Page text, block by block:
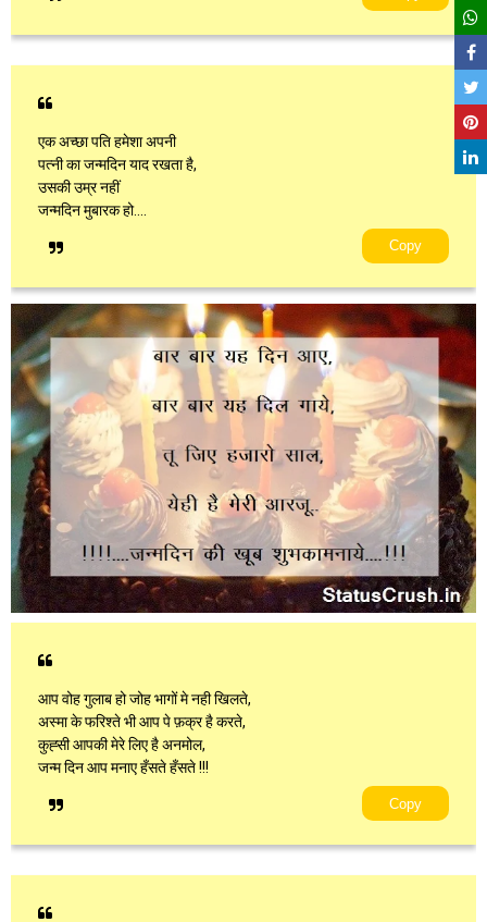
एक अच्छा पति हमेशा अपनी
पत्नी का जन्मदिन याद रखता है,
उसकी उम्र नहीं
जन्मदिन मुबारक हो....
Copy
आप वोह गुलाब हो जोह भागों मे नही खिलते,
अस्मा के फरिश्ते भी आप पे फ़क्र है करते,
कुह्सी आपकी मेरे लिए है अनमोल,
जन्म दिन आप मनाए हँसते हँसते !!!
Copy